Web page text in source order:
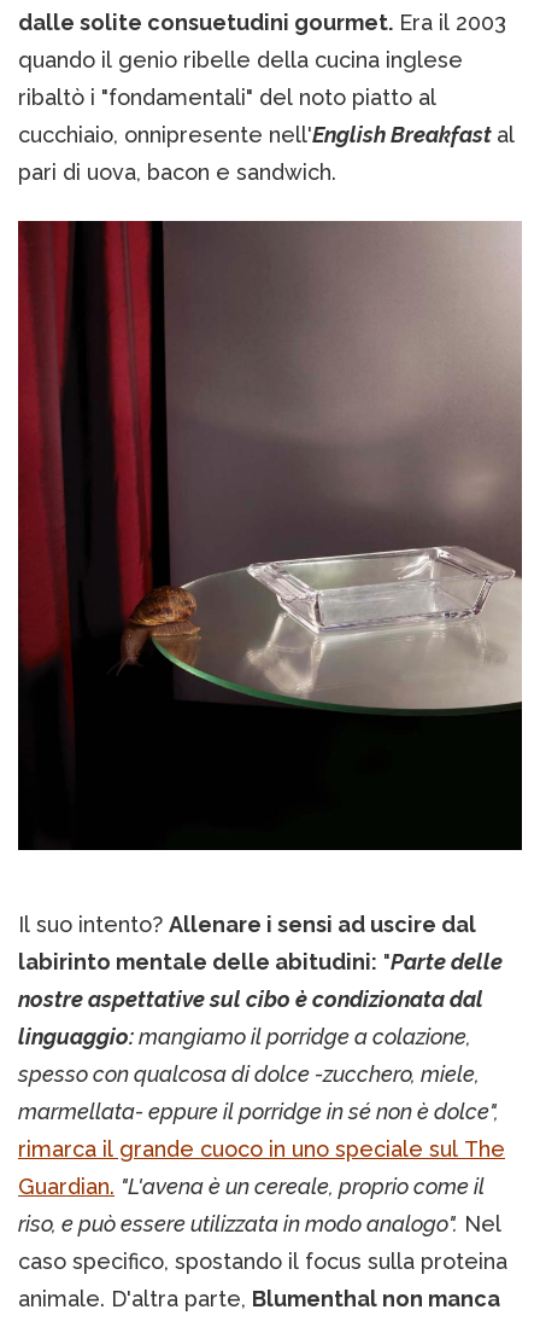
dalle solite consuetudini gourmet. Era il 2003
quando il genio ribelle della cucina inglese
ribaltò i "fondamentali" del noto piatto al
cucchiaio, onnipresente nell'English Breakfast al
pari di uova, bacon e sandwich.
Il suo intento? Allenare i sensi ad uscire dal
labirinto mentale delle abitudini: "Parte delle
nostre aspettative sul cibo è condizionata dal
linguaggio:mangiamo il porridge a colazione,
spesso con qualcosa di dolce -zucchero, miele,
marmellata- eppure il porridge in sé non è dolce",
rimarca il grande cuoco in uno speciale sul The
Guardian. "L'avena è un cereale, proprio come il
riso, e può essere utilizzata in modo analogo". Nel
caso specifico, spostando il focus sulla proteina
animale. D'altra parte, Blumenthal non manca